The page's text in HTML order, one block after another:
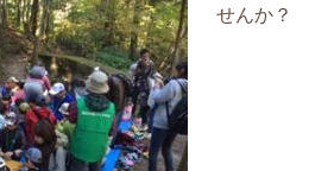
せんか？